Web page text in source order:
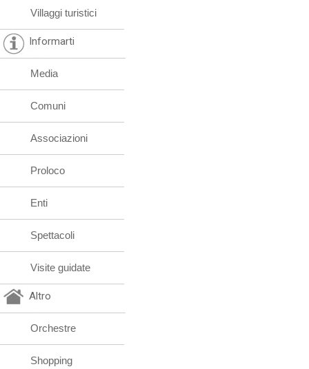
Villaggi turistici
Informarti
Media
Comuni
Associazioni
Proloco
Enti
Spettacoli
Visite guidate
Altro
Orchestre
Shopping